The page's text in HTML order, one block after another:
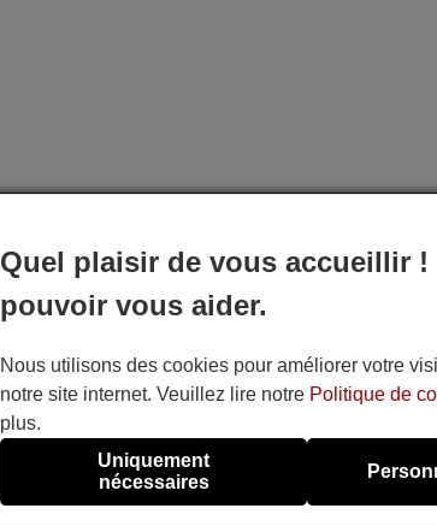
Quel plaisir de vous accueillir !
pouvoir vous aider.
Nous utilisons des cookies pour améliorer votre
notre site internet. Veuillez lire notre Politique de
plus.
Uniquement
nécessaires